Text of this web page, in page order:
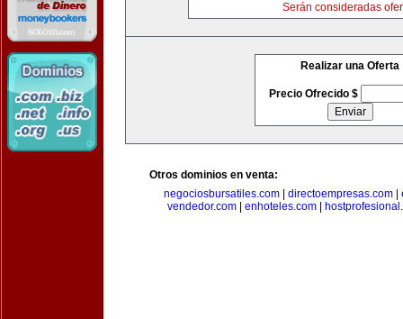
Serán consideradas
Realizar una Oferta
Precio Ofrecido $
Otros dominios en venta:
negociosbursatiles.com
directoempresas.com
vendedor.com
enhoteles.com